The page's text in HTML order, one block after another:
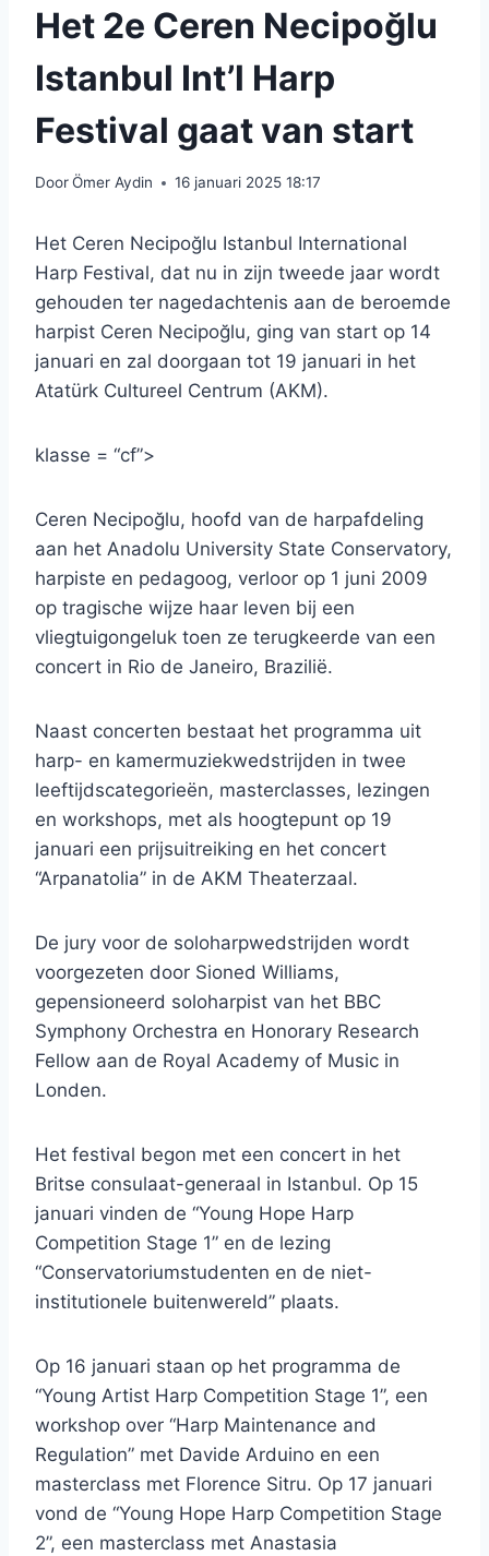
Het 2e Ceren Necipoğlu
Istanbul Int’l Harp
Festival gaat van start
DoorÖmer Aydin 16 januari 2025 18:17
Het Ceren Necipoğlu Istanbul International
Harp Festival, dat nu in zijn tweede jaar wordt
gehouden ter nagedachtenis aan de beroemde
harpist Ceren Necipoğlu, ging van start op 14
januari en zal doorgaan tot 19 januari in het
Atatürk Cultureel Centrum (AKM).
klasse = “cf”>
Ceren Necipoğlu, hoofd van de harpafdeling
aan het Anadolu University State Conservatory,
harpiste en pedagoog, verloor op 1 juni 2009
op tragische wijze haar leven bij een
vliegtuigongeluk toen ze terugkeerde van een
concert in Rio de Janeiro, Brazilië.
Naast concerten bestaat het programma uit
harp- en kamermuziekwedstrijden in twee
leeftijdscategorieën, masterclasses, lezingen
en workshops, met als hoogtepunt op 19
januari een prijsuitreiking en het concert
“Arpanatolia” in de AKM Theaterzaal.
De jury voor de soloharpwedstrijden wordt
voorgezeten door Sioned Williams,
gepensioneerd soloharpist van het BBC
Symphony Orchestra en Honorary Research
Fellow aan de Royal Academy of Music in
Londen.
Het festival begon met een concert in het
Britse consulaat-generaal in Istanbul. Op 15
januari vinden de “Young Hope Harp
Competition Stage 1” en de lezing
“Conservatoriumstudenten en de niet-
institutionele buitenwereld” plaats.
Op 16 januari staan ​​op het programma de
“Young Artist Harp Competition Stage 1”, een
workshop over “Harp Maintenance and
Regulation” met Davide Arduino en een
masterclass met Florence Sitru. Op 17 januari
vond de “Young Hope Harp Competition Stage
2”, een masterclass met Anastasia